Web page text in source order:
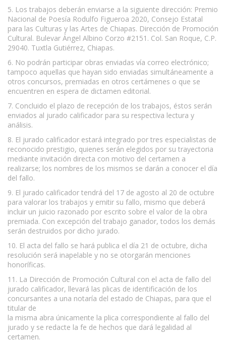
5. Los trabajos deberán enviarse a la siguiente dirección: Premio
Nacional de Poesía Rodulfo Figueroa 2020, Consejo Estatal
para las Culturas y las Artes de Chiapas. Dirección de Promoción
Cultural. Bulevar Ángel Albino Corzo #2151. Col. San Roque, C.P.
29040. Tuxtla Gutiérrez, Chiapas.
6. No podrán participar obras enviadas vía correo electrónico;
tampoco aquellas que hayan sido enviadas simultáneamente a
otros concursos, premiadas en otros certámenes o que se
encuentren en espera de dictamen editorial.
7. Concluido el plazo de recepción de los trabajos, éstos serán
enviados al jurado calificador para su respectiva lectura y
análisis.
8. El jurado calificador estará integrado por tres especialistas de
reconocido prestigio, quienes serán elegidos por su trayectoria
mediante invitación directa con motivo del certamen a
realizarse; los nombres de los mismos se darán a conocer el día
del fallo.
9. El jurado calificador tendrá del 17 de agosto al 20 de octubre
para valorar los trabajos y emitir su fallo, mismo que deberá
incluir un juicio razonado por escrito sobre el valor de la obra
premiada. Con excepción del trabajo ganador, todos los demás
serán destruidos por dicho jurado.
10. El acta del fallo se hará publica el día 21 de octubre, dicha
resolución será inapelable y no se otorgarán menciones
honoríficas.
11. La Dirección de Promoción Cultural con el acta de fallo del
jurado calificador, llevará las plicas de identificación de los
concursantes a una notaría del estado de Chiapas, para que el
titular de
la misma abra únicamente la plica correspondiente al fallo del
jurado y se redacte la fe de hechos que dará legalidad al
certamen.